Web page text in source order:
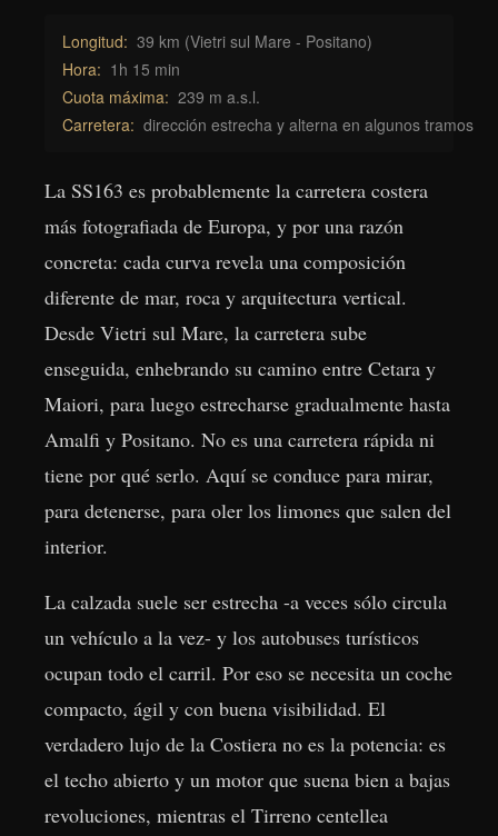
Longitud: 39 km (Vietri sul Mare - Positano)
Hora: 1h 15 min
Cuota máxima: 239 m a.s.l.
Carretera: dirección estrecha y alterna en algunos tramos
La SS163 es probablemente la carretera costera
más fotografiada de Europa, y por una razón
concreta: cada curva revela una composición
diferente de mar, roca y arquitectura vertical.
Desde Vietri sul Mare, la carretera sube
enseguida, enhebrando su camino entre Cetara y
Maiori, para luego estrecharse gradualmente hasta
Amalfi y Positano. No es una carretera rápida ni
tiene por qué serlo. Aquí se conduce para mirar,
para detenerse, para oler los limones que salen del
interior.
La calzada suele ser estrecha -a veces sólo circula
un vehículo a la vez- y los autobuses turísticos
ocupan todo el carril. Por eso se necesita un coche
compacto, ágil y con buena visibilidad. El
verdadero lujo de la Costiera no es la potencia: es
el techo abierto y un motor que suena bien a bajas
revoluciones, mientras el Tirreno centellea